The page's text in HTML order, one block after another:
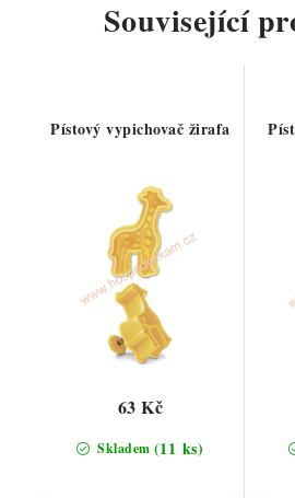
Související
Pístový vypichovač žirafa
Skladem (11 ks)
63 Kč